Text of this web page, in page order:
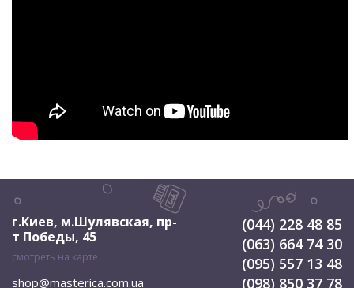
г.Киев, м.Шулявская, пр-
т Победы, 45
смотреть на карте
shop@masterica.com.ua
(044) 228 48 85
(063) 664 74 30
(095) 557 13 48
(098) 850 37 78